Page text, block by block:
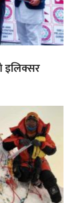
इलिक्सर